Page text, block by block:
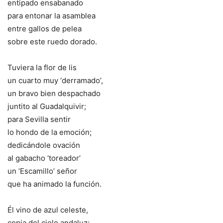
entipado ensabanado
para entonar la asamblea
entre gallos de pelea
sobre este ruedo dorado.
Tuviera la flor de lis
un cuarto muy ‘derramado’,
un bravo bien despachado
juntito al Guadalquivir;
para Sevilla sentir
lo hondo de la emoción;
dedicándole ovación
al gabacho ‘toreador’
un ‘Escamillo’ señor
que ha animado la función.
Él vino de azul celeste,